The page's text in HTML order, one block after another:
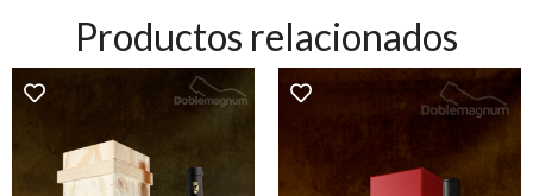
Productos relacionados